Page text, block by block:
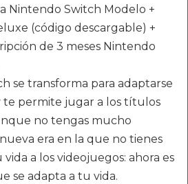
Nintendo Switch Modelo +
(código descargable) +
de 3 meses Nintendo
se transforma para adaptarse
te permite jugar a los títulos
no tengas mucho
era en la que no tienes
a los videojuegos: ahora es
se adapta a tu vida.